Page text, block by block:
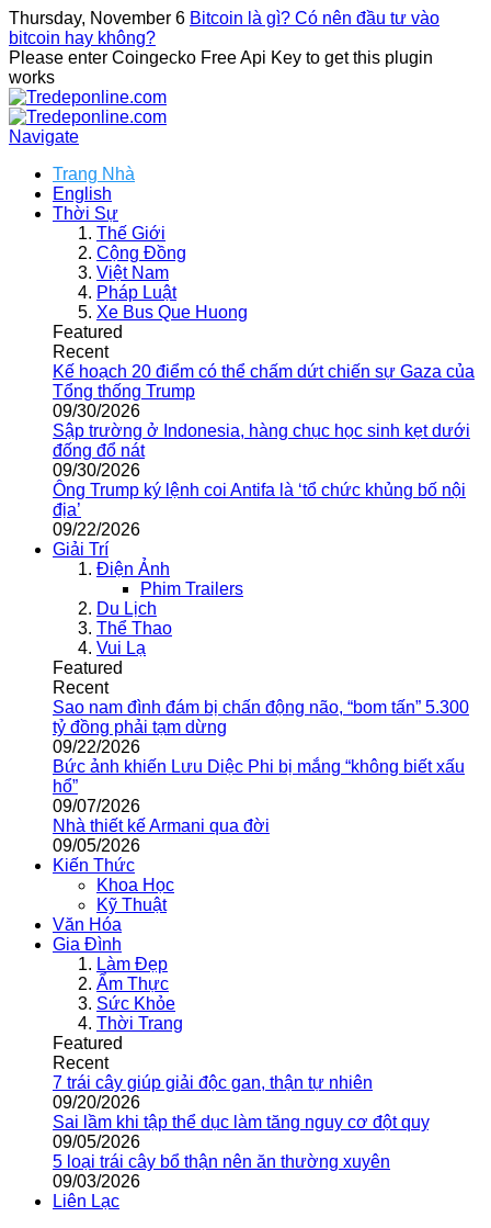
Thursday, November 6 Bitcoin là gì? Có nên đầu tư vào
bitcoin hay không?
Please enter Coingecko Free Api Key to get this plugin
works
Navigate
Trang Nhà
English
Thời Sự
Thế Giới
Cộng Đồng
Việt Nam
Pháp Luật
Xe Bus Que Huong
Featured
Recent
Kế hoạch 20 điểm có thể chấm dứt chiến sự Gaza của
Tổng thống Trump
09/30/2026
Sập trường ở Indonesia, hàng chục học sinh kẹt dưới
đống đổ nát
09/30/2026
Ông Trump ký lệnh coi Antifa là ‘tổ chức khủng bố nội
địa’
09/22/2026
Giải Trí
Điện Ảnh
Phim Trailers
Du Lịch
Thể Thao
Vui Lạ
Featured
Recent
Sao nam đình đám bị chấn động não, “bom tấn” 5.300
tỷ đồng phải tạm dừng
09/22/2026
Bức ảnh khiến Lưu Diệc Phi bị mắng “không biết xấu
hổ”
09/07/2026
Nhà thiết kế Armani qua đời
09/05/2026
Kiến Thức
Khoa Học
Kỹ Thuật
Văn Hóa
Gia Đình
Làm Đẹp
Ẩm Thực
Sức Khỏe
Thời Trang
Featured
Recent
7 trái cây giúp giải độc gan, thận tự nhiên
09/20/2026
Sai lầm khi tập thể dục làm tăng nguy cơ đột quỵ
09/05/2026
5 loại trái cây bổ thận nên ăn thường xuyên
09/03/2026
Liên Lạc